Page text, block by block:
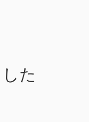
た